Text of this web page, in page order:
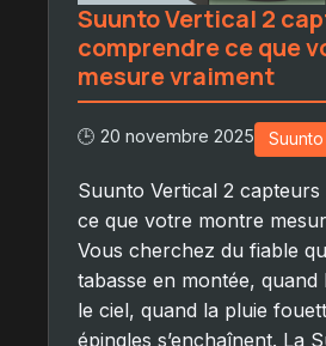
Suunto Vertical 2
comprendre ce que
mesure vraiment
🕒 20 novembre 2025 Suunto
Suunto Vertical 2
ce que votre montre
Vous cherchez du fiable
tabasse en montée,
le ciel, quand la pluie
épingles s’enchaînent. La